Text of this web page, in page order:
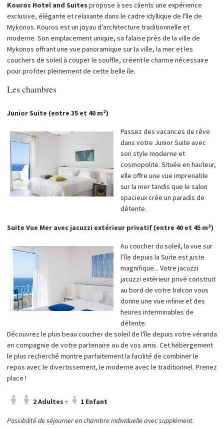
Kouros Hotel and Suites propose à ses clients une expérience
exclusive, élégante et relaxante dans le cadre idyllique de l'île de
Mykonos. Kouros est un joyau d'architecture traditionnelle et
moderne. Son emplacement unique, sa falaise près de la ville de
Mykonos offrant une vue panoramique sur la ville, la mer et les
couchers de soleil à couper le souffle, créent le charme nécessaire
pour profiter pleinement de cette belle île.
Les chambres
Junior Suite (entre 35 et 40 m²)
Passez des vacances de rêve
dans votre Junior Suite avec
son style moderne et
cosmopolite. Située en hauteur,
elle offre une vue imprenable
sur la mer tandis que le salon
spacieux crée un paradis de
détente.
Suite Vue Mer avec jacuzzi extérieur privatif (entre 40 et 45 m²)
Au coucher du soleil, la vue sur
l’île depuis la Suite est juste
magnifique... Votre jacuzzi
jacuzzi extérieur privé construit
au bord de votre balcon vous
donne une vue infinie et des
heures interminables de
détente.
Découvrez le plus beau coucher de soleil de l'île depuis votre véranda
en compagnie de votre partenaire ou de vos amis. Cet hébergement
le plus recherché montre parfaitement la facilité de combiner le
repos avec le divertissement, le moderne avec le traditionnel. Prenez
place !
2 Adultes + 1 Enfant
Possibilité de séjourner en chambre individuelle avec supplément.